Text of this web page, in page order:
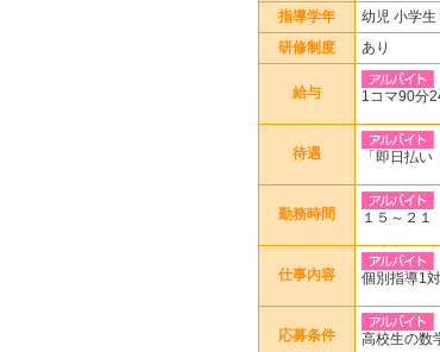
指導学年 幼児 小学生
研修制度 あり
給与 1コマ90分
待遇 「即日払い
勤務時間 １５～２
仕事内容 個別指導1
応募条件 高校生の数